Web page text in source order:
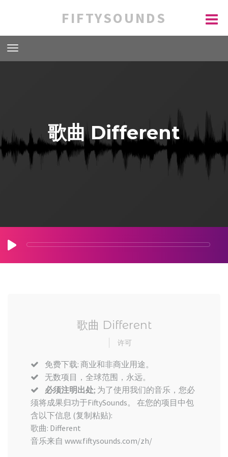
FIFTYSOUNDS
歌曲 Different
歌曲 Different
许可
免费下载: 商业和非商业用途。
无数项目，全球范围，永远。
必须注明出处; 为了使用我们的音乐，您必
须将成果归功于FiftySounds。 在您的项目中包
含以下信息 (复制粘贴):
歌曲: Different
音乐来自 www.fiftysounds.com/zh/